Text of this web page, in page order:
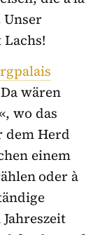
wären
wo das
dem Herd
einem
oder à